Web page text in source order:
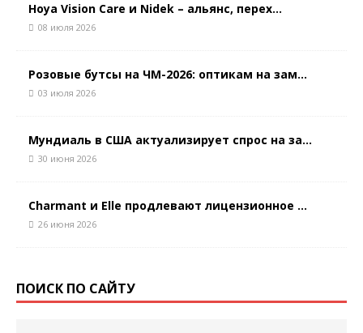
Hoya Vision Care и Nidek – альянс, перех...
08 июля 2026
Розовые бутсы на ЧМ-2026: оптикам на зам...
03 июля 2026
Мундиаль в США актуализирует спрос на за...
30 июня 2026
Charmant и Elle продлевают лицензионное ...
26 июня 2026
ПОИСК ПО САЙТУ